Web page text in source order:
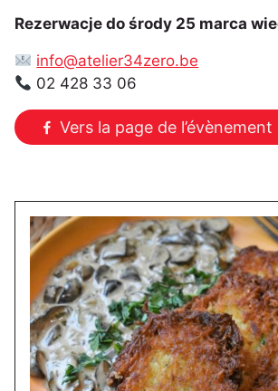
Rezerwacje do środy 25 marca
info@atelier34zero.be
02 428 33 06
Vers la page de l’évènement